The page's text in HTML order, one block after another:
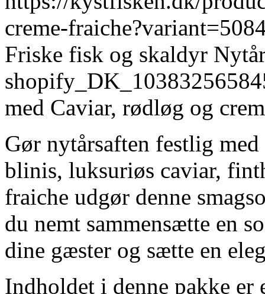
creme-
Friske fisk og skaldyr
med Caviar, rødløg og
Gør nytårsaften festlig
blinis, luksuriøs caviar,
fraiche udgør denne
du nemt sammensætte en
dine gæster og sætte en
Indholdet i denne pakke